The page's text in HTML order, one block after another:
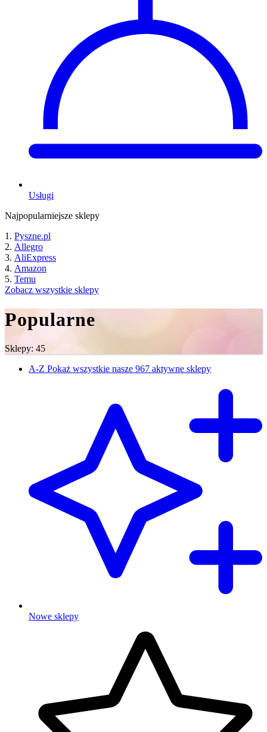
Usługi
Najpopularniejsze sklepy
Pyszne.pl
Allegro
AliExpress
Amazon
Temu
Zobacz wszystkie sklepy
Popularne
Sklepy: 45
A-Z Pokaż wszystkie nasze 967 aktywne sklepy
Nowe sklepy